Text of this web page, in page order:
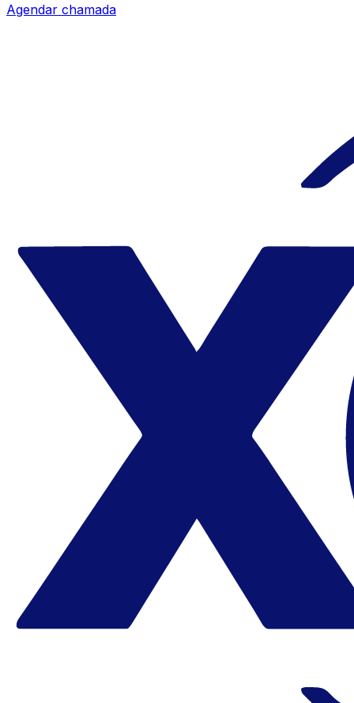
Agendar chamada